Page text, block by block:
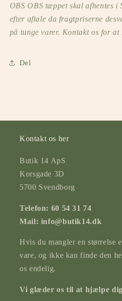
OBS OBS tæppet skal afhentes i
efter aftale da fragtpriserne
på tunge varer. Kontakt os for at
Del
Kontakt os her
Butik 14 ApS
Korsgade 3D
5700 Svendborg
Telefon: 60 54 31 74
Mail: info@butik14.dk
Hvis du mangler en størrelse
vare, og ikke kan finde den
os endelig.
Vi glæder os til at hjælpe